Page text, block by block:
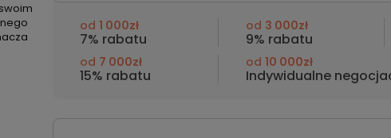
od 1 000zł
7% rabatu
od 3 000zł
9% rabatu
od 7 000zł
15% rabatu
od10 000zł
Indywidualne